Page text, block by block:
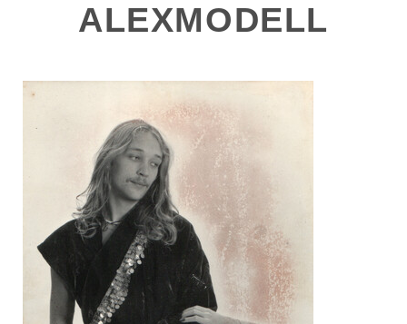
ALEXMODELL